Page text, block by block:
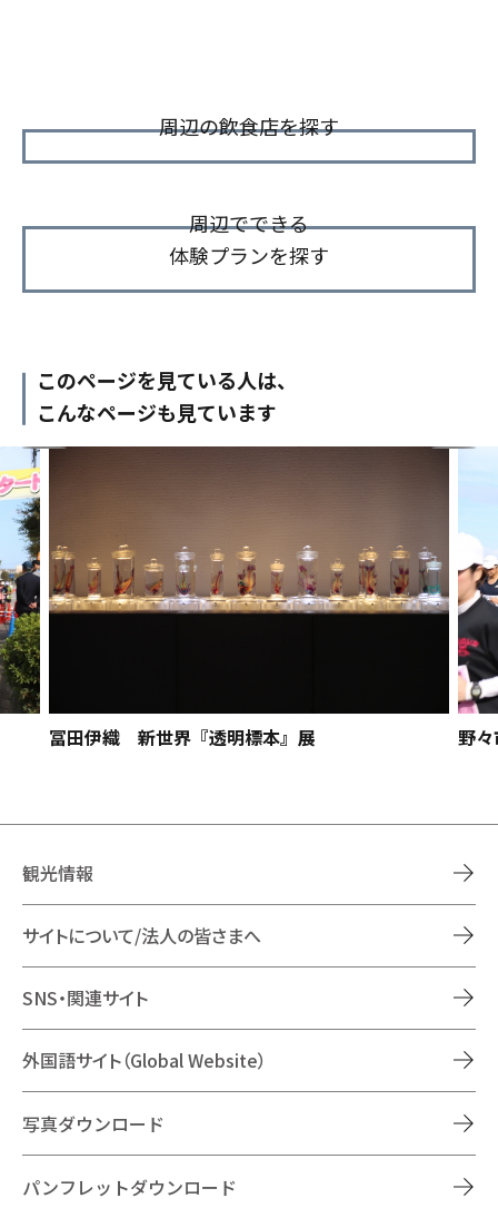
周辺の飲食店を探す
周辺でできる
体験プランを探す
このページを見ている人は、
こんなページも見ています
冨田伊織 新世界『透明標本』展 野
観光情報
サイトについて/法人の皆さまへ
SNS・関連サイト
外国語サイト（Global Website）
写真ダウンロード
パンフレットダウンロード